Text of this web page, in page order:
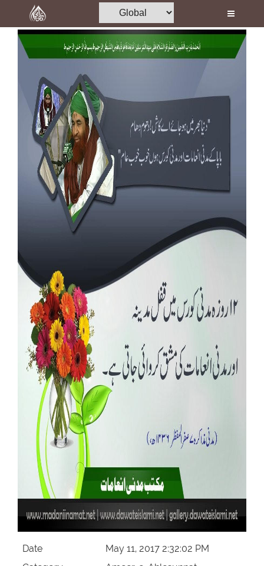
Home
Al-Quran
Madani Channel
Volunteer Portal
Rohani Ilaj
Donation
Departments
Our Websites
More
Date
May 11, 2017 2:32:02 PM